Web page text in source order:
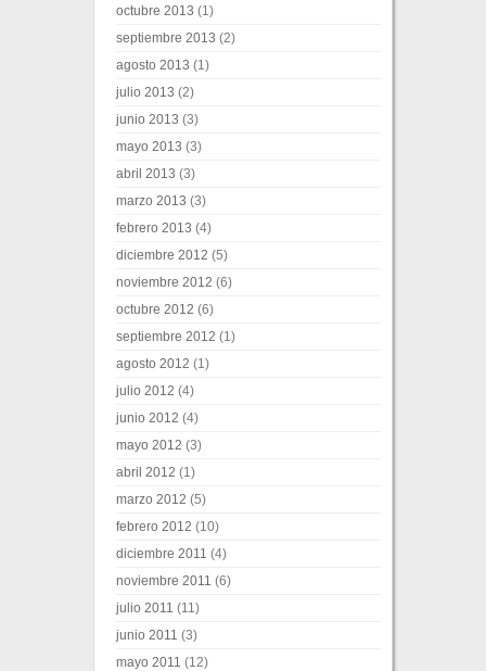
octubre 2013 (1)
septiembre 2013 (2)
agosto 2013 (1)
julio 2013 (2)
junio 2013 (3)
mayo 2013 (3)
abril 2013 (3)
marzo 2013 (3)
febrero 2013 (4)
diciembre 2012 (5)
noviembre 2012 (6)
octubre 2012 (6)
septiembre 2012 (1)
agosto 2012 (1)
julio 2012 (4)
junio 2012 (4)
mayo 2012 (3)
abril 2012 (1)
marzo 2012 (5)
febrero 2012 (10)
diciembre 2011 (4)
noviembre 2011 (6)
julio 2011 (11)
junio 2011 (3)
mayo 2011 (12)